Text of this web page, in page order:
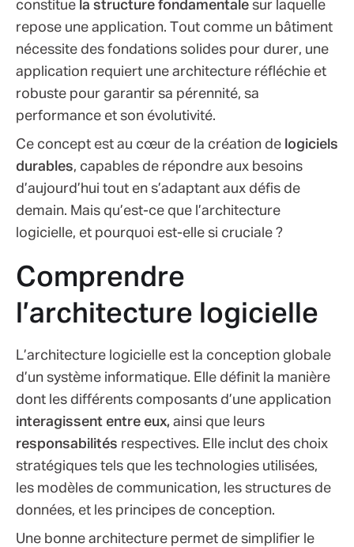
constitue la structure fondamentale sur laquelle
repose une application. Tout comme un bâtiment
nécessite des fondations solides pour durer, une
application requiert une architecture réfléchie et
robuste pour garantir sa pérennité, sa
performance et son évolutivité.
Ce concept est au cœur de la création de logiciels
durables, capables de répondre aux besoins
d’aujourd’hui tout en s’adaptant aux défis de
demain. Mais qu’est-ce que l’architecture
logicielle, et pourquoi est-elle si cruciale ?
Comprendre
l’architecture logicielle
L’architecture logicielle est la conception globale
d’un système informatique. Elle définit la manière
dont les différents composants d’une application
interagissent entre eux, ainsi que leurs
responsabilités respectives. Elle inclut des choix
stratégiques tels que les technologies utilisées,
les modèles de communication, les structures de
données, et les principes de conception.
Une bonne architecture permet de simplifier le